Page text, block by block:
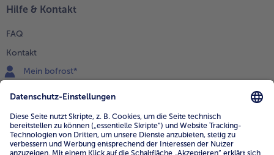
Hilfe & Kontakt
FAQ
Kontakt
Mein bofrost*
0800 - 000 19 18
Mo.-Fr.: 7-21 Uhr Sa: 8-16 Uhr